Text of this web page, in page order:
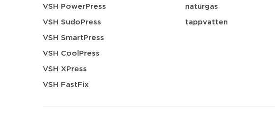
VSH PowerPress
VSH SudoPress
VSH SmartPress
VSH CoolPress
VSH XPress
VSH FastFix
naturgas
tappvatten